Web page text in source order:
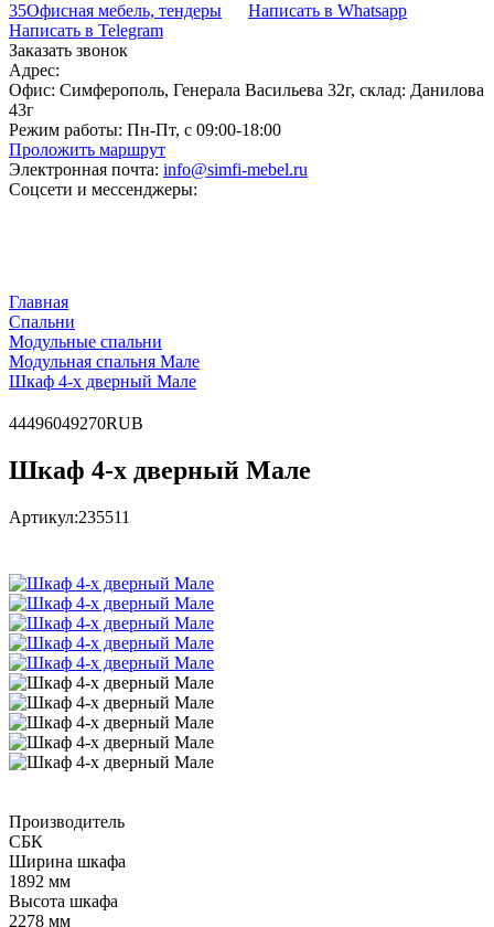
35Офисная мебель, тендеры
Написать в Whatsapp
Написать в Telegram
Заказать звонок
Адрес:
Офис: Симферополь, Генерала Васильева 32г, склад: Данилова
43г
Режим работы: Пн-Пт, с 09:00-18:00
Проложить маршрут
Электронная почта: info@simfi-mebel.ru
Соцсети и мессенджеры:
Главная
Cпальни
Модульные спальни
Модульная спальня Мале
Шкаф 4-х дверный Мале
44496049270RUB
Шкаф 4-х дверный Мале
Артикул:235511
Производитель
СБК
Ширина шкафа
1892 мм
Высота шкафа
2278 мм